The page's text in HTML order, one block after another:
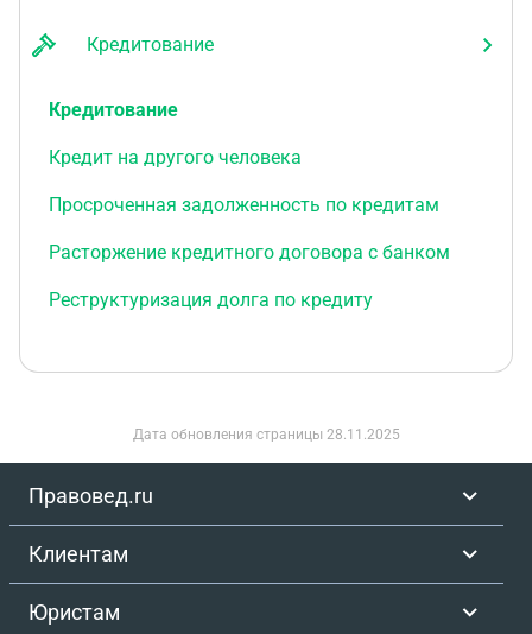
Кредитование
Кредитование
Кредит на другого человека
Просроченная задолженность по кредитам
Расторжение кредитного договора с банком
Реструктуризация долга по кредиту
Дата обновления страницы 28.11.2025
Правовед.ru
Клиентам
Юристам